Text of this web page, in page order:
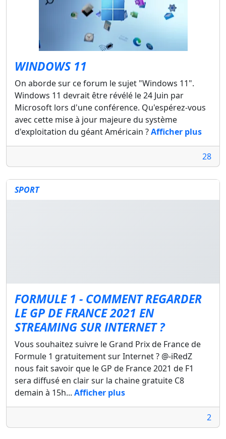
WINDOWS 11
On aborde sur ce forum le sujet "Windows 11".
Windows 11 devrait être révélé le 24 Juin par
Microsoft lors d'une conférence. Qu'espérez-vous
avec cette mise à jour majeure du système
d'exploitation du géant Américain ?Afficher plus
28
SPORT
FORMULE 1 - COMMENT REGARDER
LE GP DE FRANCE 2021 EN
STREAMING SUR INTERNET ?
Vous souhaitez suivre le Grand Prix de France de
Formule 1 gratuitement sur Internet ? @-iRedZ
nous fait savoir que le GP de France 2021 de F1
sera diffusé en clair sur la chaine gratuite C8
demain à 15h... Afficher plus
2